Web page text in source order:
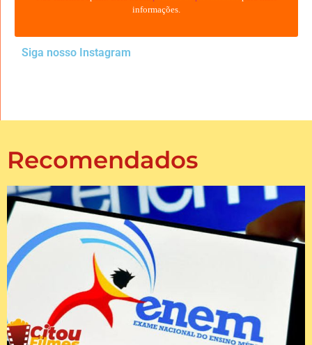
informações.
Siga nosso Instagram
Recomendados